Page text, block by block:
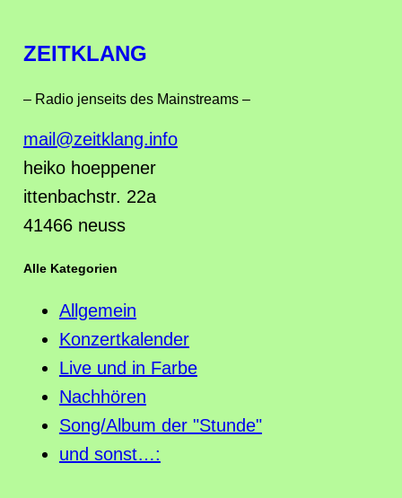
ZEITKLANG
– Radio jenseits des Mainstreams –
mail@zeitklang.info
heiko hoeppener
ittenbachstr. 22a
41466 neuss
Alle Kategorien
Allgemein
Konzertkalender
Live und in Farbe
Nachhören
Song/Album der "Stunde"
und sonst…: